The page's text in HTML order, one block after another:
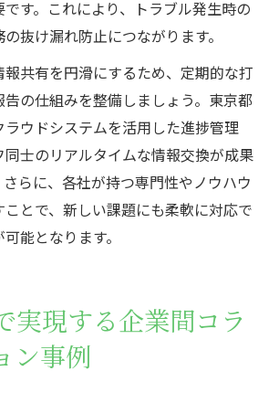
す。これにより、トラブル発生時の
抜け漏れ防止につながります。
報共有を円滑にするため、定期的な打
告の仕組みを整備しましょう。東京都
ウドシステムを活用した進捗管理
士のリアルタイムな情報交換が成果
らに、各社が持つ専門性やノウハウ
とで、新しい課題にも柔軟に対応で
能となります。
実現する企業間コラ
ン事例